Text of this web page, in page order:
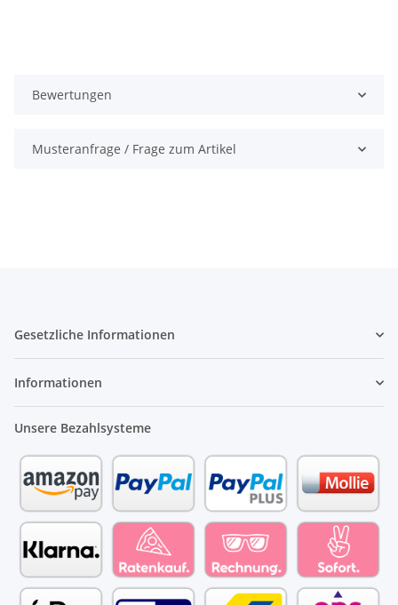
Bewertungen
Musteranfrage / Frage zum Artikel
Gesetzliche Informationen
Informationen
Unsere Bezahlsysteme